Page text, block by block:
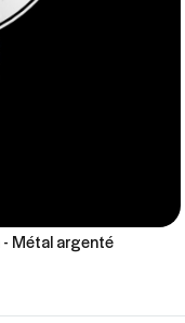
Métal argenté